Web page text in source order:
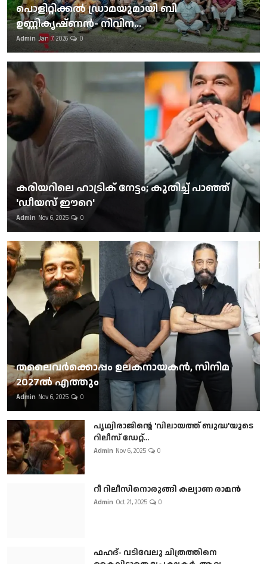
പൊളിറ്റിക്കല്‍ ഡ്രാമയുമായി ബി
ഉണ്ണികൃഷ്ണന്‍- നിവിന...
Admin Jan 7, 2026 0
കരിയറിലെ ഹാട്രിക് നേട്ടം; കുതിച്ച് പാഞ്ഞ്
'ഡീയസ് ഈറെ'
Admin Nov 6, 2025 0
തലൈവര്‍ക്കൊപ്പം ഉലകനായകന്‍, സിനിമ
2027ല്‍ എത്തും
Admin Nov 6, 2025 0
പൃഥ്വിരാജിന്റെ 'വിലായത്ത് ബുദ്ധ'യുടെ
റിലീസ് ഡേറ്റ്...
Admin Nov 6, 2025 0
റീ റിലീസിനൊരുങ്ങി കല്യാണ രാമൻ
Admin Oct 21, 2025 0
ഫഹദ്- വടിവേലു ചിത്രത്തിനെ